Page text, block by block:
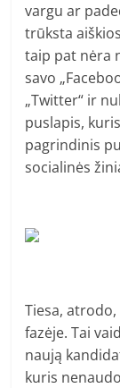
vargu ar
trūksta
taip pat nėra
savo
„Twitter“ ir
puslapis,
pagrindinis
socialinės
Tiesa, atrodo,
fazėje. Tai
naują
kuris